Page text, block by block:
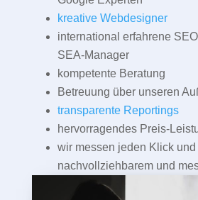
kreative Webdesigner
international erfahrene
SEA-Manager
kompetente Beratung
Betreuung über unseren
transparente Reportings
hervorragendes Preis-
wir messen jeden Klick und
nachvollziehbarem und